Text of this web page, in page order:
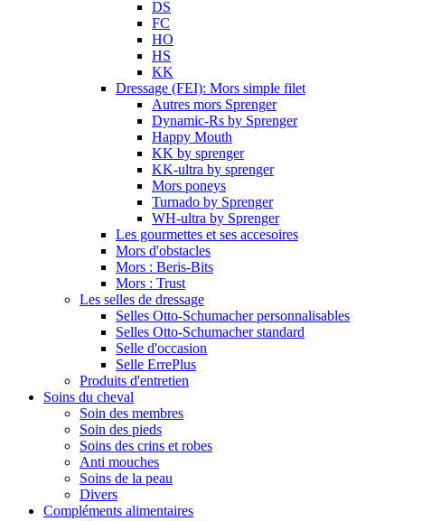
DS
FC
HO
HS
KK
Dressage (FEI): Mors simple filet
Autres mors Sprenger
Dynamic-Rs by Sprenger
Happy Mouth
KK by sprenger
KK-ultra by sprenger
Mors poneys
Turnado by Sprenger
WH-ultra by Sprenger
Les gourmettes et ses accesoires
Mors d'obstacles
Mors : Beris-Bits
Mors : Trust
Les selles de dressage
Selles Otto-Schumacher personnalisables
Selles Otto-Schumacher standard
Selle d'occasion
Selle ErrePlus
Produits d'entretien
Soins du cheval
Soin des membres
Soin des pieds
Soins des crins et robes
Anti mouches
Soins de la peau
Divers
Compléments alimentaires